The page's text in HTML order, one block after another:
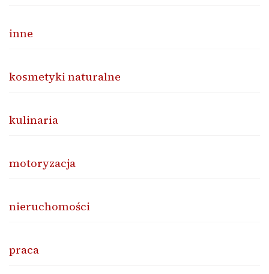
inne
kosmetyki naturalne
kulinaria
motoryzacja
nieruchomości
praca